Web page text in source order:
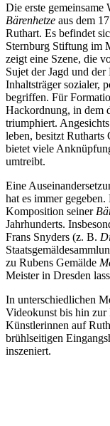
Die erste
Bärenhetze aus dem
Ruthart. Es befindet
Sternburg Stiftung im
zeigt eine Szene, die
Sujet der Jagd und
Inhaltsträger sozialer,
begriffen. Für
Hackordnung, in dem
triumphiert.
leben, besitzt Rutharts
bietet viele
umtreibt.
Eine
hat es immer
Komposition seiner
Jahrhunderts.
Frans Snyders (z. B.
zu Rubens Gemälde
Meister in Dresden
In unterschiedlichen
Videokunst bis hin zur
Künstlerinnen auf
brühlseitigen
inszeniert.